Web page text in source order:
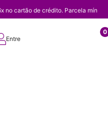
no cartão de crédito. Parcela
Entre
0